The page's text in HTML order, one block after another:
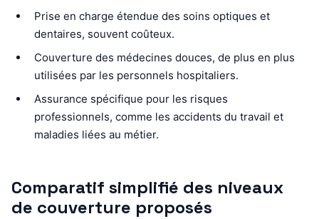
Prise en charge étendue des soins optiques et
dentaires, souvent coûteux.
Couverture des médecines douces, de plus en plus
utilisées par les personnels hospitaliers.
Assurance spécifique pour les risques
professionnels, comme les accidents du travail et
maladies liées au métier.
Comparatif simplifié des niveaux
de couverture proposés